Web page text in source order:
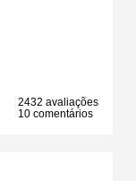
2432 avaliações
10 comentários